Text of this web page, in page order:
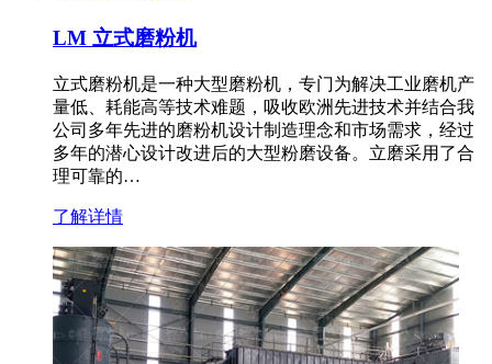
LM 立式磨粉机
立式磨粉机是一种大型磨粉机，专门为解决工业磨机产
量低、耗能高等技术难题，吸收欧洲先进技术并结合我
公司多年先进的磨粉机设计制造理念和市场需求，经过
多年的潜心设计改进后的大型粉磨设备。立磨采用了合
理可靠的…
了解详情